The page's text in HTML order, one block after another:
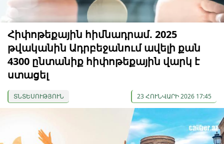
Հիփոթեքային հիմնադրամ. 2025
թվականին Ադրբեջանում ավելի քան
4300 ընտանիք հիփոթեքային վարկ է
ստացել
ՏՆՏԵՍՈՒԹՅՈՒՆ 23 ՀՈՒՆՎԱՐԻ 2026 17:45